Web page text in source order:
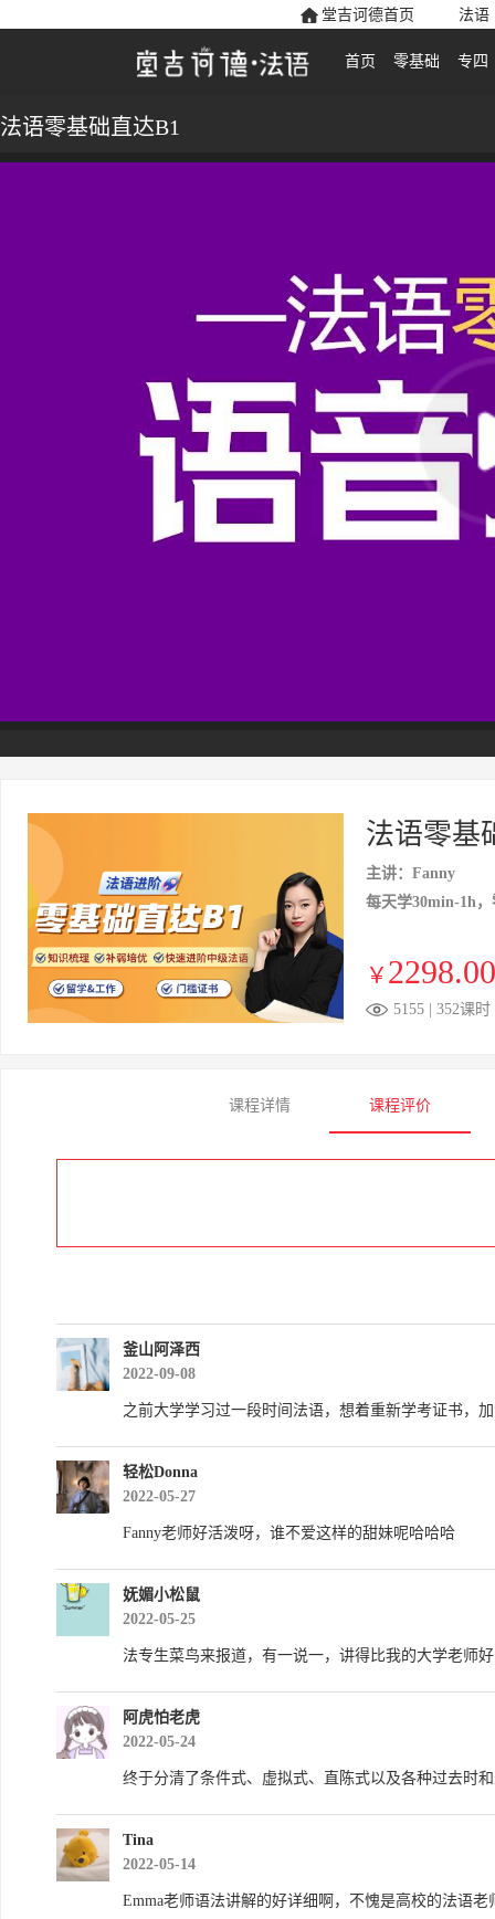
堂吉诃德首页 法语
首页 零基础 专四
法语零基础直达B1
法语零基
主讲：Fanny
每天学30min-1h
￥ 2298.00
5155 | 352课时
课程详情 课程评价
釜山阿泽西
2022-09-08
之前大学学习过一段时间法语，想着重新学考证书，
轻松Donna
2022-05-27
Fanny老师好活泼呀，谁不爱这样的甜妹呢哈哈哈
妩媚小松鼠
2022-05-25
法专生菜鸟来报道，有一说一，讲得比我的大学老师好
阿虎怕老虎
2022-05-24
终于分清了条件式、虚拟式、直陈式以及各种过去时
Tina
2022-05-14
Emma老师语法讲解的好详细啊，不愧是高校的法语老